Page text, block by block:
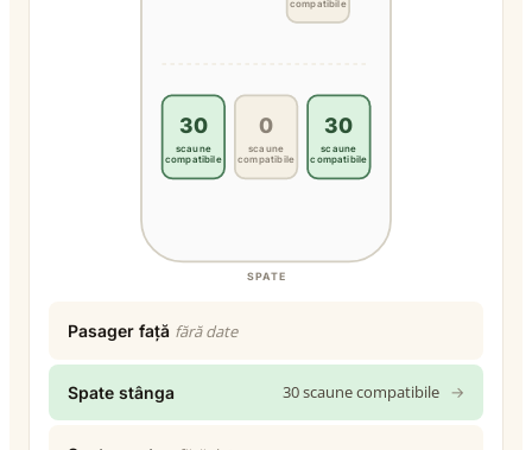
SPATE
compatibile
30
scaune
compatibile
0
scaune
compatibile
30
scaune
compatibile
Pasager față fără date
Spate stânga 30 scaune compatibile →